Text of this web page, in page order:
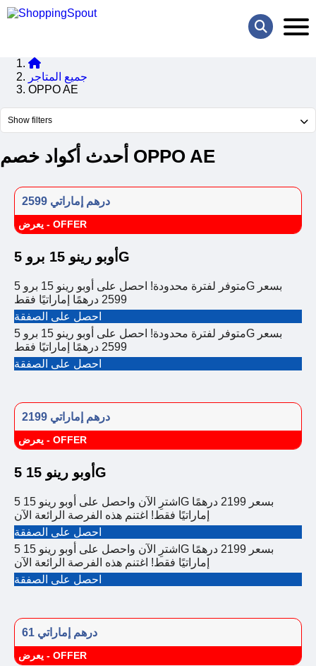
جميع المتاجر
OPPO AE
Show filters
أحدث أكواد خصم OPPO AE
2599 درهم إماراتي
يعرض - OFFER
أوبو رينو 15 برو 5G
متوفر لفترة محدودة! احصل على أوبو رينو 15 برو 5G بسعر
2599 درهمًا إماراتيًا فقط
احصل على الصفقة
متوفر لفترة محدودة! احصل على أوبو رينو 15 برو 5G بسعر
2599 درهمًا إماراتيًا فقط
احصل على الصفقة
2199 درهم إماراتي
يعرض - OFFER
أوبو رينو 15 5G
اشترِ الآن واحصل على أوبو رينو 15 5G بسعر 2199 درهمًا
إماراتيًا فقط! اغتنم هذه الفرصة الرائعة الآن
احصل على الصفقة
اشترِ الآن واحصل على أوبو رينو 15 5G بسعر 2199 درهمًا
إماراتيًا فقط! اغتنم هذه الفرصة الرائعة الآن
احصل على الصفقة
61 درهم إماراتي
يعرض - OFFER